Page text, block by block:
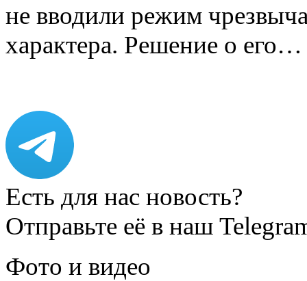
не вводили режим
характера. Решение о его…
Есть для нас новость?
Отправьте её в наш
Фото и видео